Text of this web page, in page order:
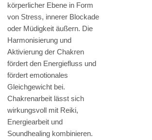
körperlicher Ebene in Form
von Stress, innerer Blockade
oder Müdigkeit äußern. Die
Harmonisierung und
Aktivierung der Chakren
fördert den Energiefluss und
fördert emotionales
Gleichgewicht bei.
Chakrenarbeit lässt sich
wirkungsvoll mit Reiki,
Energiearbeit und
Soundhealing kombinieren.